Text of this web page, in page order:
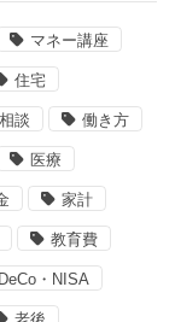
マネー講座
住宅
談 働き方
医療
家計
教育費
・NISA